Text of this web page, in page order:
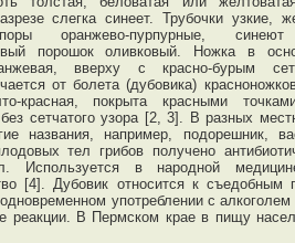
слегка синеет. Трубочки узкие,
оранжево-пурпурные,
порошок оливковый. Ножка в
вверху с красно-бурым
от болета (дубовика)
красная, покрыта красными
сетчатого узора [2, 3]. В разных
названия, например, подорешник,
тел грибов получено
Используется в народной
[4]. Дубовик относится к съедобным
употреблении с
реакции. В Пермском крае в пищу